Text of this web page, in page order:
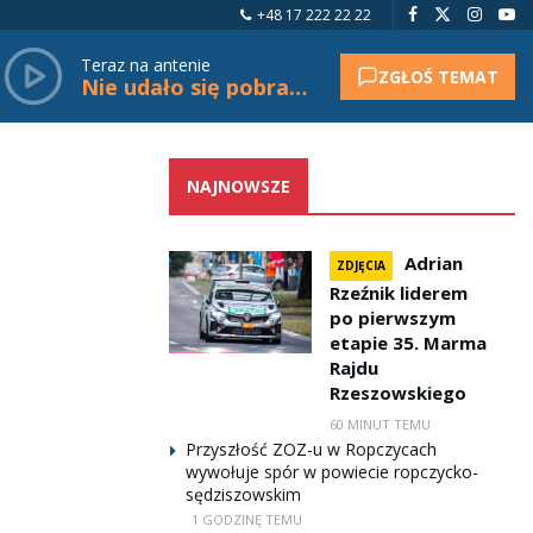
+48 17 222 22 22
Teraz na antenie
Nie udało się pobrać tytułu. ZGŁOŚ TEMAT
NAJNOWSZE
ZDJĘCIA
Adrian
Rzeźnik liderem
po pierwszym
etapie 35. Marma
Rajdu
Rzeszowskiego
60 MINUT TEMU
Przyszłość ZOZ-u w Ropczycach
wywołuje spór w powiecie ropczycko-
sędziszowskim
1 GODZINĘ TEMU